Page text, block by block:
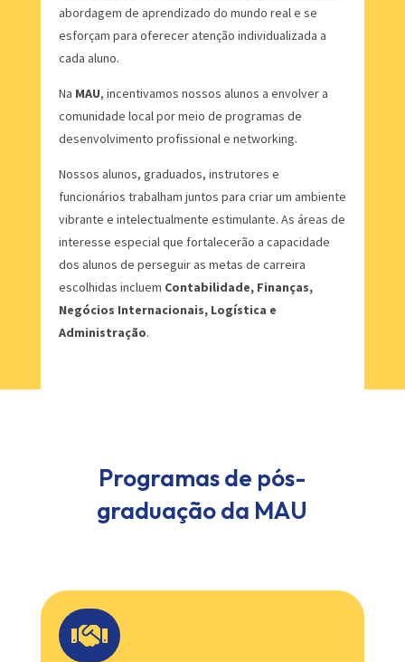
abordagem de aprendizado do mundo real e se
esforçam para oferecer atenção individualizada a
cada aluno.
Na MAU, incentivamos nossos alunos a envolver a
comunidade local por meio de programas de
desenvolvimento profissional e networking.
Nossos alunos, graduados, instrutores e
funcionários trabalham juntos para criar um ambiente
vibrante e intelectualmente estimulante. As áreas de
interesse especial que fortalecerão a capacidade
dos alunos de perseguir as metas de carreira
escolhidas incluem Contabilidade, Finanças,
Negócios Internacionais, Logística e
Administração.
Programas de pós-
graduação da MAU
